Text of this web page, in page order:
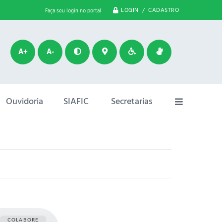
Faça seu login no portal LOGIN / CADASTRO
A+ A-
Ouvidoria SIAFIC Secretarias
COLABORE